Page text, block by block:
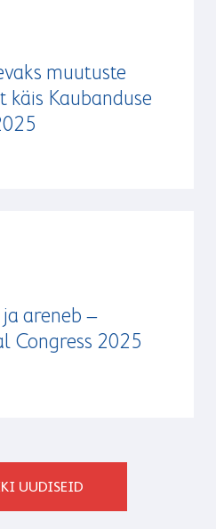
muutuste
käis Kaubanduse
areneb –
Congress 2025
UUDISEID